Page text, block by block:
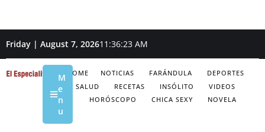
Friday | August 7, 202611:36:24 AM
HOME NOTICIAS FARÁNDULA
DEPORTES
SALUD
RECETAS INSÓLITO
VIDEOS
HORÓSCOPO
CHICA SEXY NOVELA
M
e
n
u